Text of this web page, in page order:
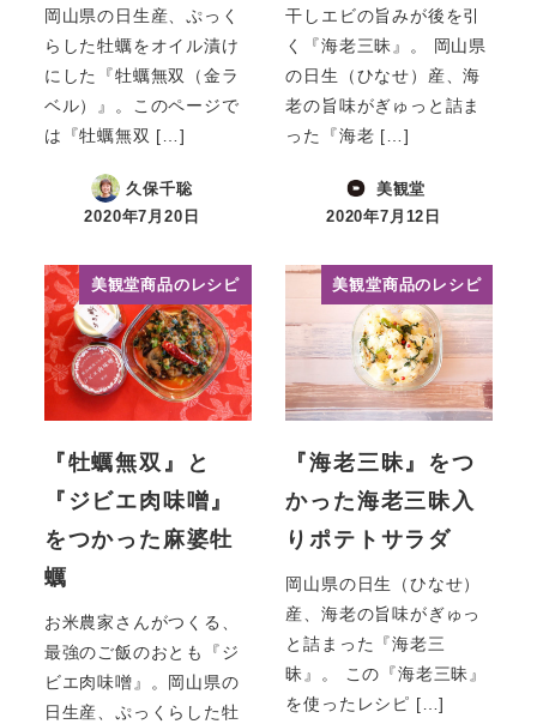
岡山県の日生産、ぷっく
らした牡蠣をオイル漬け
にした『牡蠣無双（金ラ
ベル）』。このページで
は『牡蠣無双 […]
久保千聡
投稿日
2020年7月20日
干しエビの旨みが後を引
く『海老三昧』。 岡山県
の日生（ひなせ）産、海
老の旨味がぎゅっと詰ま
った『海老 […]
美観堂
投稿日
2020年7月12日
美観堂商品のレシピ
『牡蠣無双』と
『ジビエ肉味噌』
をつかった麻婆牡
蠣
お米農家さんがつくる、
最強のご飯のおとも『ジ
ビエ肉味噌』。岡山県の
日生産、ぷっくらした牡
美観堂商品のレシピ
『海老三昧』をつ
かった海老三昧入
りポテトサラダ
岡山県の日生（ひなせ）
産、海老の旨味がぎゅっ
と詰まった『海老三
昧』。 この『海老三昧』
を使ったレシピ […]